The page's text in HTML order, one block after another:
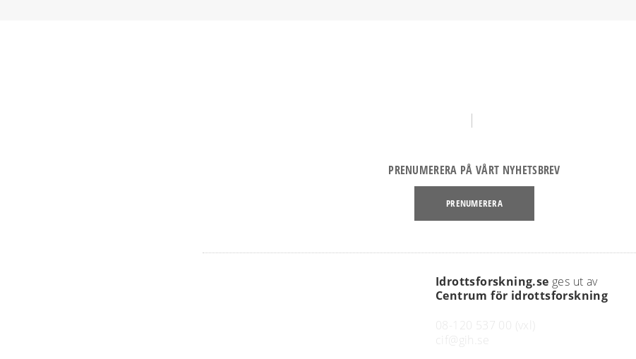
PRENUMERERA PÅ VÅRT NYHETSBREV
PRENUMERERA
Idrottsforskning.se ges ut av
Centrum för idrottsforskning
08-120 537 00 (vxl)
cif@gih.se